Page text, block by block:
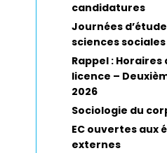
candidatures
Journées
sciences
Rappel :
licence –
2026
Sociologie du
EC ouvertes aux
externes